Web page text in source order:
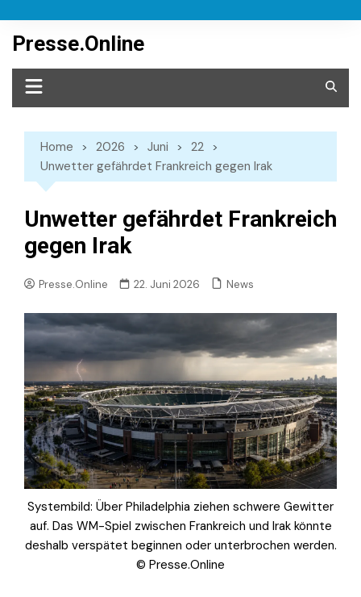
content
Presse.Online
Home 2026 Juni
22
Unwetter gefährdet Frankreich gegen Irak
Unwetter gefährdet Frankreich
gegen Irak
Presse.Online 22. Juni 2026 News
Systembild: Über Philadelphia ziehen schwere Gewitter
auf. Das WM-Spiel zwischen Frankreich und Irak könnte
deshalb verspätet beginnen oder unterbrochen werden.
© Presse.Online